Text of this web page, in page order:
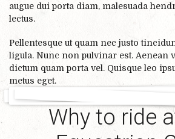
augue dui porta diam, malesuada
lectus.
Pellentesque ut quam nec justo
ligula. Nunc non pulvinar est. Aenean
dictum quam porta vel. Quisque leo
metus eget.
Why to ride